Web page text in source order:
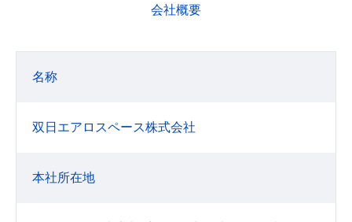
会社概要
名称
双日エアロスペース株式会社
本社所在地